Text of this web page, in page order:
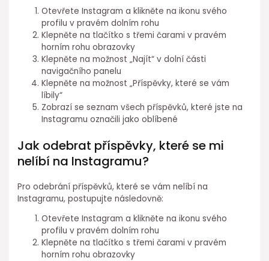
Otevřete Instagram a klikněte na ikonu svého
profilu v pravém dolním rohu
Klepněte na tlačítko s třemi čarami v pravém
horním rohu obrazovky
Klepněte na možnost „Najít“ v dolní části
navigačního panelu
Klepněte na možnost „Příspěvky, které se vám
líbily“
Zobrazí se seznam všech příspěvků, které jste na
Instagramu označili jako oblíbené
Jak odebrat příspěvky, které se mi
nelíbí na Instagramu?
Pro odebrání příspěvků, které se vám nelíbí na
Instagramu, postupujte následovně:
Otevřete Instagram a klikněte na ikonu svého
profilu v pravém dolním rohu
Klepněte na tlačítko s třemi čarami v pravém
horním rohu obrazovky